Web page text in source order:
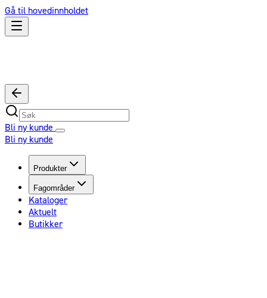
Gå til hovedinnholdet
Bli ny kunde
Bli ny kunde
Produkter
Fagområder
Kataloger
Aktuelt
Butikker